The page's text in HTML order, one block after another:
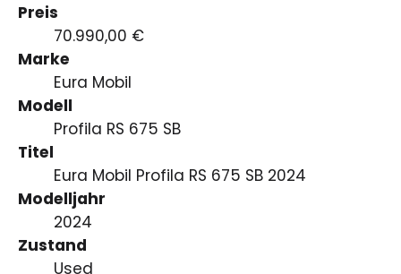
Preis
70.990,00 €
Marke
Eura Mobil
Modell
Profila RS 675 SB
Titel
Eura Mobil Profila RS 675 SB 2024
Modelljahr
2024
Zustand
Used